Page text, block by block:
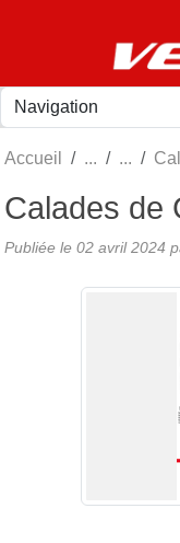
Accueil
Calades de
Publiée le 02 avril 2024